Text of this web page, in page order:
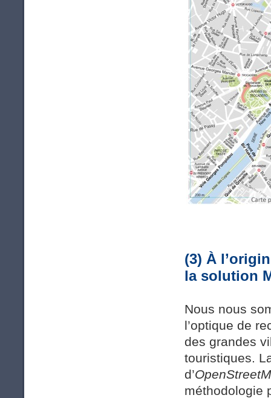
(3) À
la solution
Nous nous
l’optique de
des grandes
touristiques.
d’
méthodologie